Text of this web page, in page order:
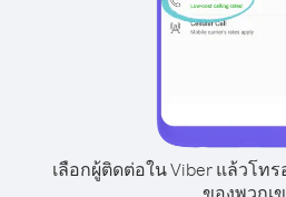
เลือกผู้ติดต่อใน Viber แล้วโท
ของพวกเ